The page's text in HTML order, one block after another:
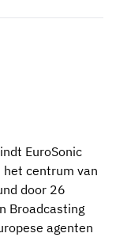
EuroSonic
centrum van
door 26
Broadcasting
agenten